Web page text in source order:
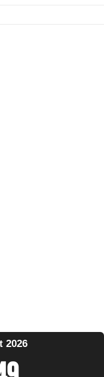
2026